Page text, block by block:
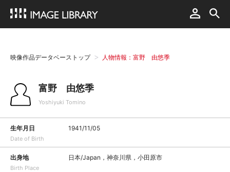
映像作品データベーストップ 人物情報：富野 由悠季
富野 由悠季
Yoshiyuki Tomino
生年月日
Date of Birth
1941/11/05
出身地
Birth Place
日本/Japan，神奈川県，小田原市